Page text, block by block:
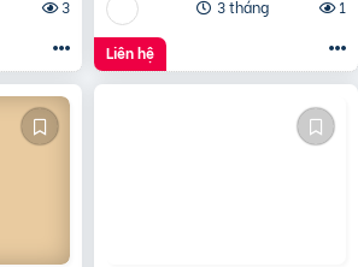
3
3 tháng
1
Liên hệ